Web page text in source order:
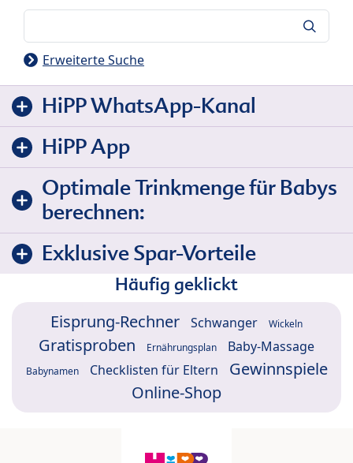
Erweiterte Suche
HiPP WhatsApp-Kanal
HiPP App
Optimale Trinkmenge für Babys
berechnen:
Exklusive Spar-Vorteile
Häufig geklickt
Eisprung-Rechner Schwanger Wickeln
Gratisproben Ernährungsplan Baby-Massage
Babynamen Checklisten für Eltern
Gewinnspiele
Online-Shop